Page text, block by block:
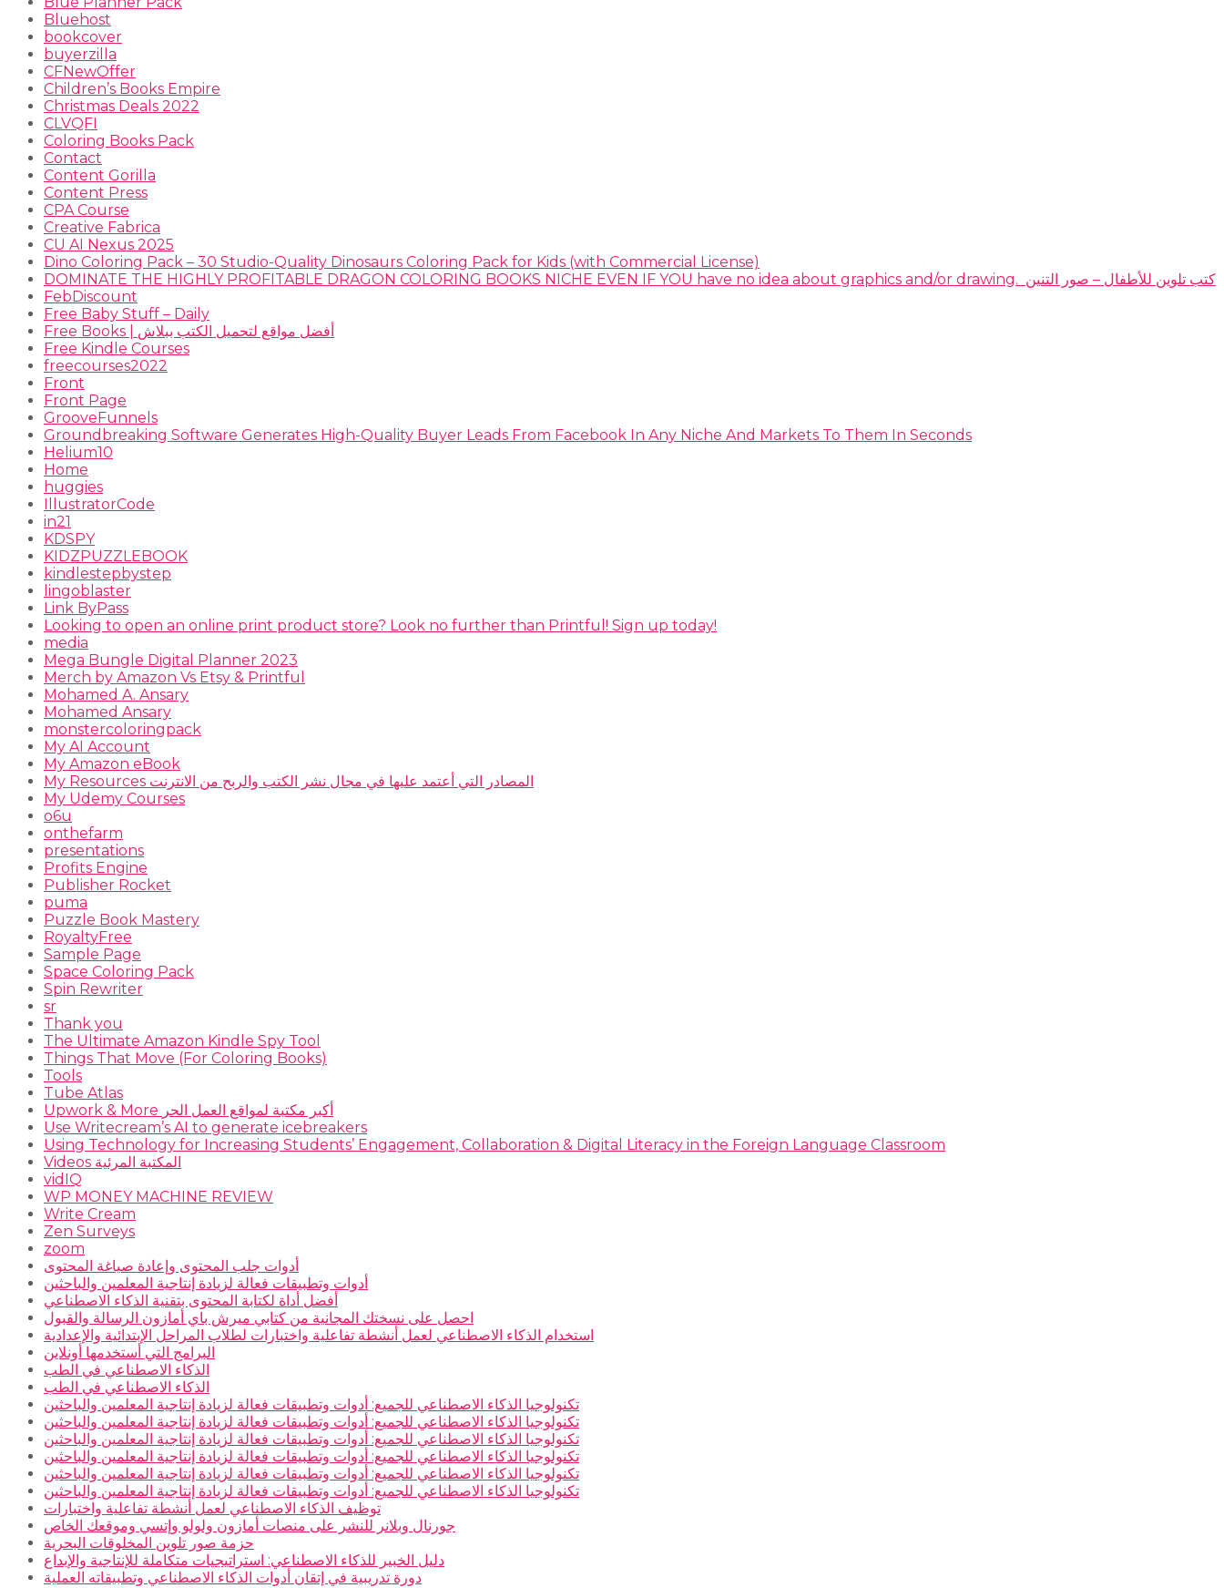
Bluehost
bookcover
buyerzilla
CFNewOffer
Children’s Books Empire
Christmas Deals 2022
CLVQFI
Coloring Books Pack
Contact
Content Gorilla
Content Press
CPA Course
Creative Fabrica
CU AI Nexus 2025
Dino Coloring Pack – 30 Studio-Quality Dinosaurs Coloring Pack for Kids (with Commercial License)
DOMINATE THE HIGHLY PROFITABLE DRAGON COLORING BOOKS NICHE EVEN IF YOU have no idea about graphics and/or drawing. ​ كتب تلوين للأطفال – صور التنين
FebDiscount
Free Baby Stuff – Daily
Free Books | أفضل مواقع لتحميل الكتب ببلاش
Free Kindle Courses
freecourses2022
Front
Front Page
GrooveFunnels
Groundbreaking Software Generates High-Quality Buyer Leads From Facebook In Any Niche And Markets To Them In Seconds
Helium10
Home
huggies
IllustratorCode
in21
KDSPY
KIDZPUZZLEBOOK
kindlestepbystep
lingoblaster
Link ByPass
Looking to open an online print product store? Look no further than Printful! Sign up today!
media
Mega Bungle Digital Planner 2023
Merch by Amazon Vs Etsy & Printful
Mohamed A. Ansary
Mohamed Ansary
monstercoloringpack
My AI Account
My Amazon eBook
My Resources المصادر التي أعتمد عليها في مجال نشر الكتب والربح من الانترنت
My Udemy Courses
o6u
onthefarm
presentations
Profits Engine
Publisher Rocket
puma
Puzzle Book Mastery
RoyaltyFree
Sample Page
Space Coloring Pack
Spin Rewriter
sr
Thank you
The Ultimate Amazon Kindle Spy Tool
Things That Move (For Coloring Books)
Tools
Tube Atlas
Upwork & More أكبر مكتبة لمواقع العمل الحر
Use Writecream’s AI to generate icebreakers
Using Technology for Increasing Students’ Engagement, Collaboration & Digital Literacy in the Foreign Language Classroom
Videos المكتبة المرئية
vidIQ
WP MONEY MACHINE REVIEW
Write Cream
Zen Surveys
zoom
أدوات جلب المحتوى وإعادة صياغة المحتوى
أدوات وتطبيقات فعالة لزيادة إنتاجية المعلمين والباحثين
أفضل أداة لكتابة المحتوى بتقنية الذكاء الاصطناعي
احصل على نسختك المجانية من كتابي ميرش باي أمازون الرسالة والقبول
استخدام الذكاء الاصطناعي لعمل أنشطة تفاعلية واختبارات لطلاب المراحل الإبتدائية والإعدادية
البرامج التي أستخدمها أونلاين
الذكاء الاصطناعي في الطب
الذكاء الاصطناعي في الطب
تكنولوجيا الذكاء الاصطناعي للجميع: أدوات وتطبيقات فعالة لزيادة إنتاجية المعلمين والباحثين
تكنولوجيا الذكاء الاصطناعي للجميع: أدوات وتطبيقات فعالة لزيادة إنتاجية المعلمين والباحثين
تكنولوجيا الذكاء الاصطناعي للجميع: أدوات وتطبيقات فعالة لزيادة إنتاجية المعلمين والباحثين
تكنولوجيا الذكاء الاصطناعي للجميع: أدوات وتطبيقات فعالة لزيادة إنتاجية المعلمين والباحثين
تكنولوجيا الذكاء الاصطناعي للجميع: أدوات وتطبيقات فعالة لزيادة إنتاجية المعلمين والباحثين
تكنولوجيا الذكاء الاصطناعي للجميع: أدوات وتطبيقات فعالة لزيادة إنتاجية المعلمين والباحثين
توظيف الذكاء الاصطناعي لعمل أنشطة تفاعلية واختبارات
جورنال وبلانر للنشر على منصات أمازون ولولو وإتسي وموقعك الخاص
حزمة صور تلوين المخلوقات البحرية
دليل الخبير للذكاء الاصطناعي: استراتيجيات متكاملة للإنتاجية والإبداع
دورة تدريبية في إتقان أدوات الذكاء الاصطناعي وتطبيقاته العملية